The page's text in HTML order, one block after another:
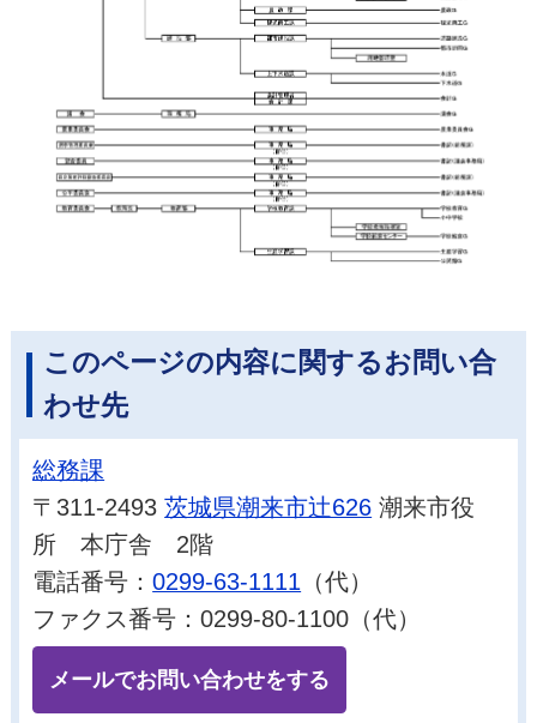
このページの内容に関するお問い合
わせ先
総務課
〒311-2493茨城県潮来市辻626 潮来市役
所 本庁舎 2階
電話番号：0299-63-1111 （代）
ファクス番号：0299-80-1100（代）
メールでお問い合わせをする